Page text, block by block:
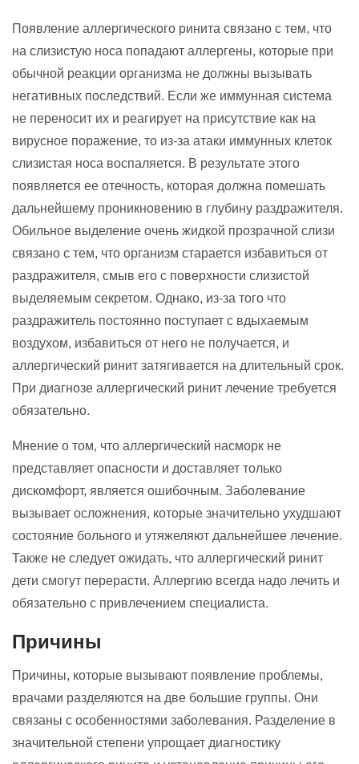
Появление аллергического ринита связано с тем, что
на слизистую носа попадают аллергены, которые при
обычной реакции организма не должны вызывать
негативных последствий. Если же иммунная система
не переносит их и реагирует на присутствие как на
вирусное поражение, то из-за атаки иммунных клеток
слизистая носа воспаляется. В результате этого
появляется ее отечность, которая должна помешать
дальнейшему проникновению в глубину раздражителя.
Обильное выделение очень жидкой прозрачной слизи
связано с тем, что организм старается избавиться от
раздражителя, смыв его с поверхности слизистой
выделяемым секретом. Однако, из-за того что
раздражитель постоянно поступает с вдыхаемым
воздухом, избавиться от него не получается, и
аллергический ринит затягивается на длительный срок.
При диагнозе аллергический ринит лечение требуется
обязательно.
Мнение о том, что аллергический насморк не
представляет опасности и доставляет только
дискомфорт, является ошибочным. Заболевание
вызывает осложнения, которые значительно ухудшают
состояние больного и утяжеляют дальнейшее лечение.
Также не следует ожидать, что аллергический ринит
дети смогут перерасти. Аллергию всегда надо лечить и
обязательно с привлечением специалиста.
Причины
Причины, которые вызывают появление проблемы,
врачами разделяются на две большие группы. Они
связаны с особенностями заболевания. Разделение в
значительной степени упрощает диагностику